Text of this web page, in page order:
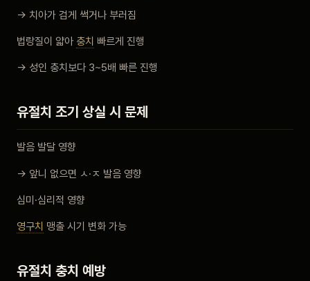
→ 치아가 검게 썩거나 부러짐
법랑질이 얇아 충치 빠르게 진행
→ 성인 충치보다 3~5배 빠른 진행
유절치 조기 상실 시 문제
발음 발달 영향
→ 앞니 없으면 ㅅ·ㅈ 발음 영향
심미·심리적 영향
영구치 맹출 시기 변화 가능
유절치 충치 예방